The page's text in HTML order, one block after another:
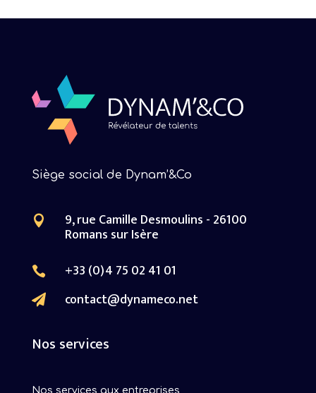
Siège social de Dynam’&Co
 9, rue Camille Desmoulins - 26100
Romans sur Isère
 +33 (0)4 75 02 41 01
 contact@dynameco.net
Nos services
Nos services aux entreprises